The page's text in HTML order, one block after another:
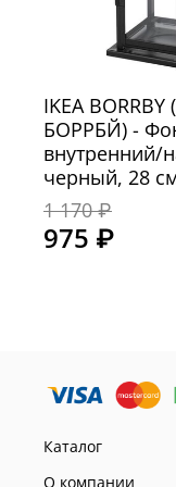
IKEA
БОРРБЙ) -
внутренний/
черный, 28
1 170 ₽
975 ₽
Каталог
О компании